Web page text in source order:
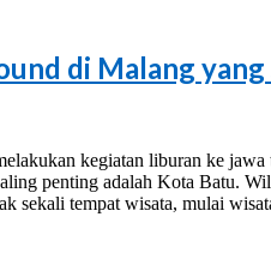
di Malang yang
kegiatan liburan ke jawa
penting adalah Kota Batu.
sekali tempat wisata, mulai